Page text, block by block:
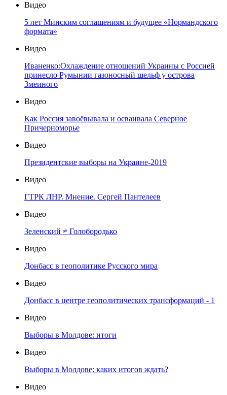
Видео
5 лет Минским соглашениям и будущее «Нормандского
формата»
Видео
Иваненко:Охлаждение отношений Украины с Россией
принесло Румынии газоносный шельф у острова
Змеиного
Видео
Как Россия завоёвывала и осваивала Северное
Причерноморье
Видео
Президентские выборы на Украине-2019
Видео
ГТРК ЛНР. Мнение. Сергей Пантелеев
Видео
Зеленский ≠ Голобородько
Видео
Донбасс в геополитике Русского мира
Видео
Донбасс в центре геополитических трансформаций - 1
Видео
Выборы в Молдове: итоги
Видео
Выборы в Молдове: каких итогов ждать?
Видео